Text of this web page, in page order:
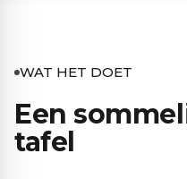
WAT HET DOET
Een
tafel